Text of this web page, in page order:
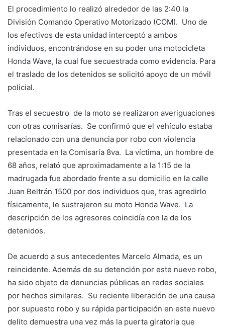
El procedimiento lo realizó alrededor de las 2:40 la
División Comando Operativo Motorizado (COM). Uno de
los efectivos de esta unidad interceptó a ambos
individuos, encontrándose en su poder una motocicleta
Honda Wave, la cual fue secuestrada como evidencia. Para
el traslado de los detenidos se solicitó apoyo de un móvil
policial.
Tras el secuestro de la moto se realizaron averiguaciones
con otras comisarías. Se confirmó que el vehículo estaba
relacionado con una denuncia por robo con violencia
presentada en la Comisaría 8va. La víctima, un hombre de
68 años, relató que aproximadamente a la 1:15 de la
madrugada fue abordado frente a su domicilio en la calle
Juan Beltrán 1500 por dos individuos que, tras agredirlo
físicamente, le sustrajeron su moto Honda Wave. La
descripción de los agresores coincidía con la de los
detenidos.
De acuerdo a sus antecedentes Marcelo Almada, es un
reincidente. Además de su detención por este nuevo robo,
ha sido objeto de denuncias públicas en redes sociales
por hechos similares. Su reciente liberación de una causa
por supuesto robo y su rápida participación en este nuevo
delito demuestra una vez más la puerta giratoria que